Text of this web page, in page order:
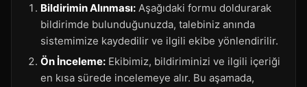
Bildirimin Alınması: Aşağıdaki formu doldurarak
bildirimde bulunduğunuzda, talebiniz anında
sistemimize kaydedilir ve ilgili ekibe yönlendirilir.
Ön İnceleme: Ekibimiz, bildiriminizi ve ilgili içeriği
en kısa sürede incelemeye alır. Bu aşamada,